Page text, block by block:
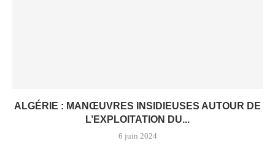
ALGÉRIE : MANŒUVRES INSIDIEUSES AUTOUR DE
L’EXPLOITATION DU...
6 juin 2024